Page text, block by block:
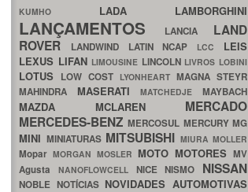
KUMHO LADA LAMBORGHINI
LANÇAMENTOS LANCIA LAND
ROVER
LANDWIND LATIN NCAP LCC LEIS
LEXUS LIFAN LIMOUSINE LINCOLN LIVROS LOBINI
LOTUS LOW COST LYONHEART MAGNA STEYR
MAHINDRA MASERATIMATCHEDJEMAYBACH
MAZDA MCLAREN MERCADO
MERCEDES-BENZMERCOSUL MERCURYMG
MINI MINIATURAS MITSUBISHI MIURA MOLLER
Mopar MORGAN MOSLER MOTO MOTORES MV
Agusta NANOFLOWCELL NICENISMO NISSAN
NOBLE NOTÍCIAS NOVIDADES AUTOMOTIVAS